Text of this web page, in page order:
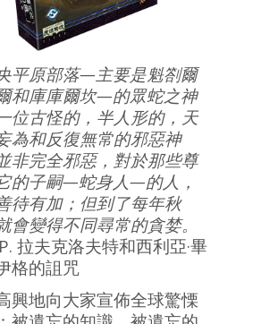
平原部落—主要是魁劄爾
和庫庫爾坎—的眾蛇之神
位古怪的，半人形的，天
為和反復無常的邪惡神
非完全邪惡，對於那些尊
的子嗣—蛇身人—的人，
待有加；但到了每年秋
會變得不同尋常的貪婪。
拉夫克洛夫特和西利亞·畢
格的詛咒
興地向大家宣佈全球驚慄